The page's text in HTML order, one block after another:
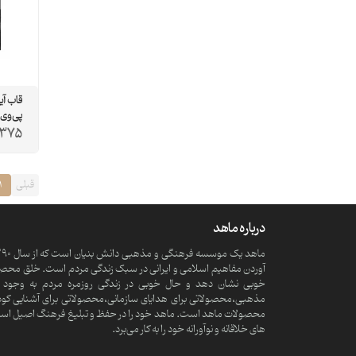
قبلی 1
درباره ماهد
آوردن مفاهیم اسلامی و ایرانی در سبک زندگی مردم است. خلق
خوبی نشان دهد و حال خوبی در زندگی روزمره مردم به
مذهبی،محصولاتی برای هدایای سازمانی،محصولاتی برای آشنایی
محصولات ماهد است. ماهد خود را در حفظ و تبلیغ فرهنگ اصیل
های خلاقانه و نوآورانه خود را به کار می‌برد.